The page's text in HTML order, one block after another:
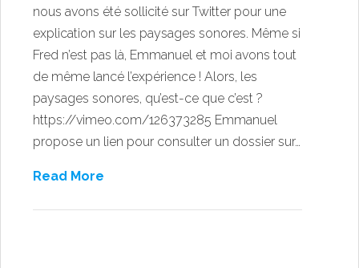
nous avons été sollicité sur Twitter pour une
explication sur les paysages sonores. Même si
Fred n’est pas là, Emmanuel et moi avons tout
de même lancé l’expérience ! Alors, les
paysages sonores, qu’est-ce que c’est ?
https://vimeo.com/126373285 Emmanuel
propose un lien pour consulter un dossier sur…
Read More